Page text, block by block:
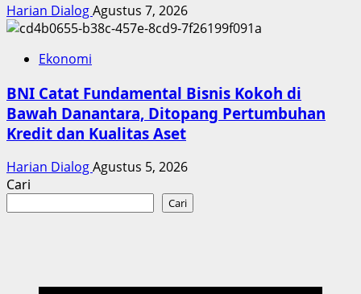
Harian DialogAgustus 7, 2026
Ekonomi
BNI Catat Fundamental Bisnis Kokoh di
Bawah Danantara, Ditopang Pertumbuhan
Kredit dan Kualitas Aset
Harian DialogAgustus 5, 2026
Cari
Cari